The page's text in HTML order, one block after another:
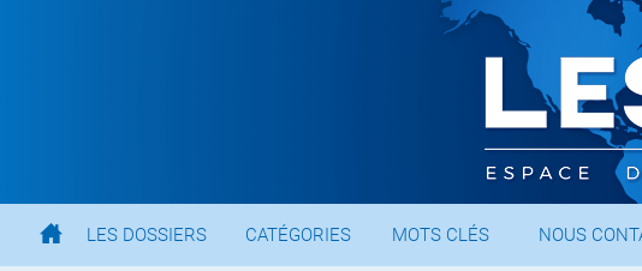
LES DOSSIERS CATÉGORIES MOTS CLÉS NOUS